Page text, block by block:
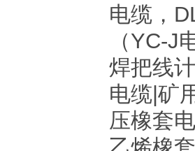
电缆，
（YC-
焊把线
电缆|矿
压橡套